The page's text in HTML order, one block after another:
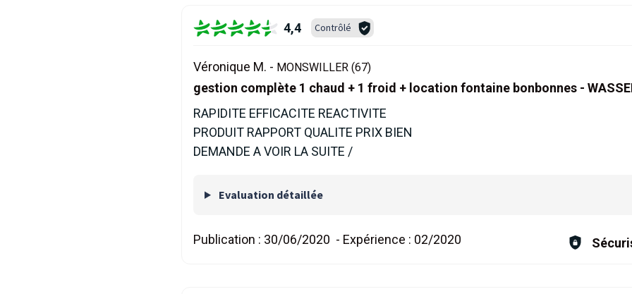
4,4 Contrôlé
Véronique M. - MONSWILLER (67)
gestion complète 1 chaud + 1 froid + location fontaine bonbonnes -
RAPIDITE EFFICACITE REACTIVITE
PRODUIT RAPPORT QUALITE PRIX BIEN
DEMANDE A VOIR LA SUITE /
Evaluation détaillée
Publication : 30/06/2020 - Expérience : 02/2020